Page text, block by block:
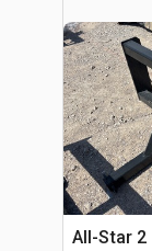
All-Star 2